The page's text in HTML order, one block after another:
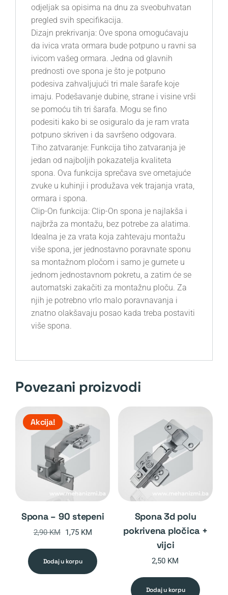
odjeljak sa opisima na dnu za sveobuhvatan
pregled svih specifikacija.
Dizajn prekrivanja: Ove spona omogućavaju
da ivica vrata ormara bude potpuno u ravni sa
ivicom vašeg ormara. Jedna od glavnih
prednosti ove spona je što je potpuno
podesiva zahvaljujući tri male šarafe koje
imaju. Podešavanje dubine, strane i visine vrši
se pomoću tih tri šarafa. Mogu se fino
podesiti kako bi se osiguralo da je ram vrata
potpuno skriven i da savršeno odgovara.
Tiho zatvaranje: Funkcija tiho zatvaranja je
jedan od najboljih pokazatelja kvaliteta
spona. Ova funkcija sprečava sve ometajuće
zvuke u kuhinji i produžava vek trajanja vrata,
ormara i spona.
Clip-On funkcija: Clip-On spona je najlakša i
najbrža za montažu, bez potrebe za alatima.
Idealna je za vrata koja zahtevaju montažu
više spona, jer jednostavno poravnate sponu
sa montažnom pločom i samo je gurnete u
jednom jednostavnom pokretu, a zatim će se
automatski zakačiti za montažnu ploču. Za
njih je potrebno vrlo malo poravnavanja i
znatno olakšavaju posao kada treba postaviti
više spona.
Povezani proizvodi
Akcija!
spona – 90 stepeni
2,90KM Original
2,90 KM.
1,75 KMCurrent
is:
1,75 KM.
dodaj u korpu
spona 3d polu
pokrivena pločica +
vijci
2,50 KM
dodaj u korpu